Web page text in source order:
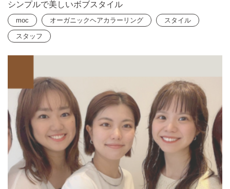
シンプルで美しいボブスタイル
moc オーガニックヘアカラーリング スタイル
スタッフ